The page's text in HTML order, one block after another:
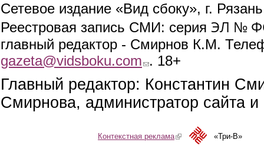
Сетевое издание «Вид сбоку», г.
Реестровая запись СМИ: серия ЭЛ №
главный редактор - Смирнов К.М.
gazeta@vidsboku.com (link sends e-mail)
. 18+
Главный редактор: Константин
Смирнова, администратор сайта
Контекстная реклама(link is external)«Три-В»